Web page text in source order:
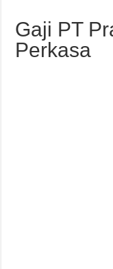
Gaji PT
Perkasa